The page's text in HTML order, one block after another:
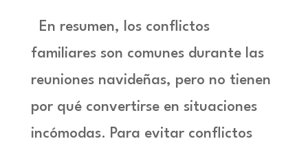
En resumen, los conflictos
familiares son comunes durante las
reuniones navideñas, pero no tienen
por qué convertirse en situaciones
incómodas. Para evitar conflictos